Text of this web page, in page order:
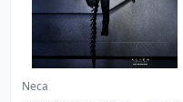
Neca